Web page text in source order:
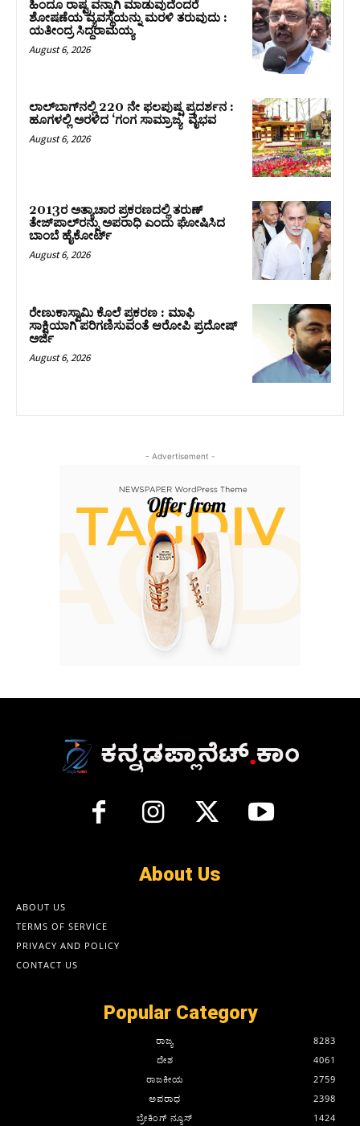
ಹಿಂದೂ ರಾಷ್ಟ್ರವನ್ನಾಗಿ ಮಾಡುವುದೆಂದರೆ
ಶೋಷಣೆಯ ವ್ಯವಸ್ಥೆಯನ್ನು ಮರಳಿ ತರುವುದು :
ಯತೀಂದ್ರ ಸಿದ್ದರಾಮಯ್ಯ
August 6, 2026
ಲಾಲ್‍ಬಾಗ್‍ನಲ್ಲಿ 220 ನೇ ಫಲಪುಷ್ಪ ಪ್ರದರ್ಶನ :
ಹೂಗಳಲ್ಲಿ ಅರಳಿದ ‘ಗಂಗ ಸಾಮ್ರಾಜ್ಯ’ ವೈಭವ
August 6, 2026
2013ರ ಅತ್ಯಾಚಾರ ಪ್ರಕರಣದಲ್ಲಿ ತರುಣ್
ತೇಜ್‌ಪಾಲ್‌ರನ್ನು ಅಪರಾಧಿ ಎಂದು ಘೋಷಿಸಿದ
ಬಾಂಬೆ ಹೈಕೋರ್ಟ್
August 6, 2026
ರೇಣುಕಾಸ್ವಾಮಿ ಕೊಲೆ ಪ್ರಕರಣ : ಮಾಫಿ
ಸಾಕ್ಷಿಯಾಗಿ ಪರಿಗಣಿಸುವಂತೆ ಆರೋಪಿ ಪ್ರದೋಷ್‌
ಅರ್ಜಿ
August 6, 2026
- Advertisement -
About Us
ABOUT US
TERMS OF SERVICE
PRIVACY AND POLICY
CONTACT US
Popular Category
ರಾಜ್ಯ
8283
ದೇಶ
4061
ರಾಜಕೀಯ
2759
ಅಪರಾಧ
2398
ಬ್ರೇಕಿಂಗ್ ನ್ಯೂಸ್
1424